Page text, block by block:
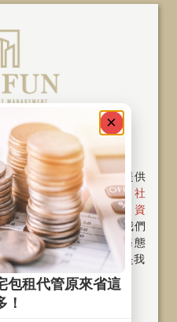
限公司
為您打造幸福家！我們提供
一條龍的整合服務，從
社
代管 、 物業管理 、
資
出租 。好的服務，是我們
將以專業、親切的服務態
堅持誠信，專注本業〞是我
與我們聯繫